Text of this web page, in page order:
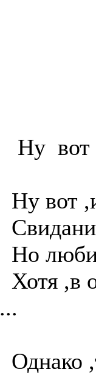
Ну вот
Ну вот
Но
Хотя ,в
...
Однако